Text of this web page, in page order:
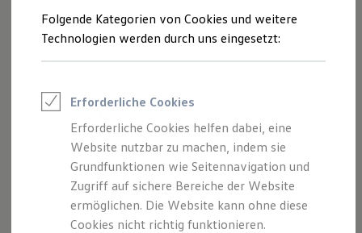
Saisonangebote
Reifenpakete
Leasing
Leasing-Angebote
Elektroauto Leasing
Kleinwagen-Leasing
Leasing ohne Anzahlung
Finanzierung
Autokredit mit Schlussrate
Versicherungen und Garantien
Kfz-Versicherung
Restschuldversicherungen
Garantien
Folgende Kategorien von Cookies und weitere
Technologien werden durch uns eingesetzt:
Erforderliche Cookies
Erforderliche Cookies helfen dabei, eine
Website nutzbar zu machen, indem sie
Grundfunktionen wie Seitennavigation und
Zugriff auf sichere Bereiche der Website
ermöglichen. Die Website kann ohne diese
Cookies nicht richtig funktionieren.